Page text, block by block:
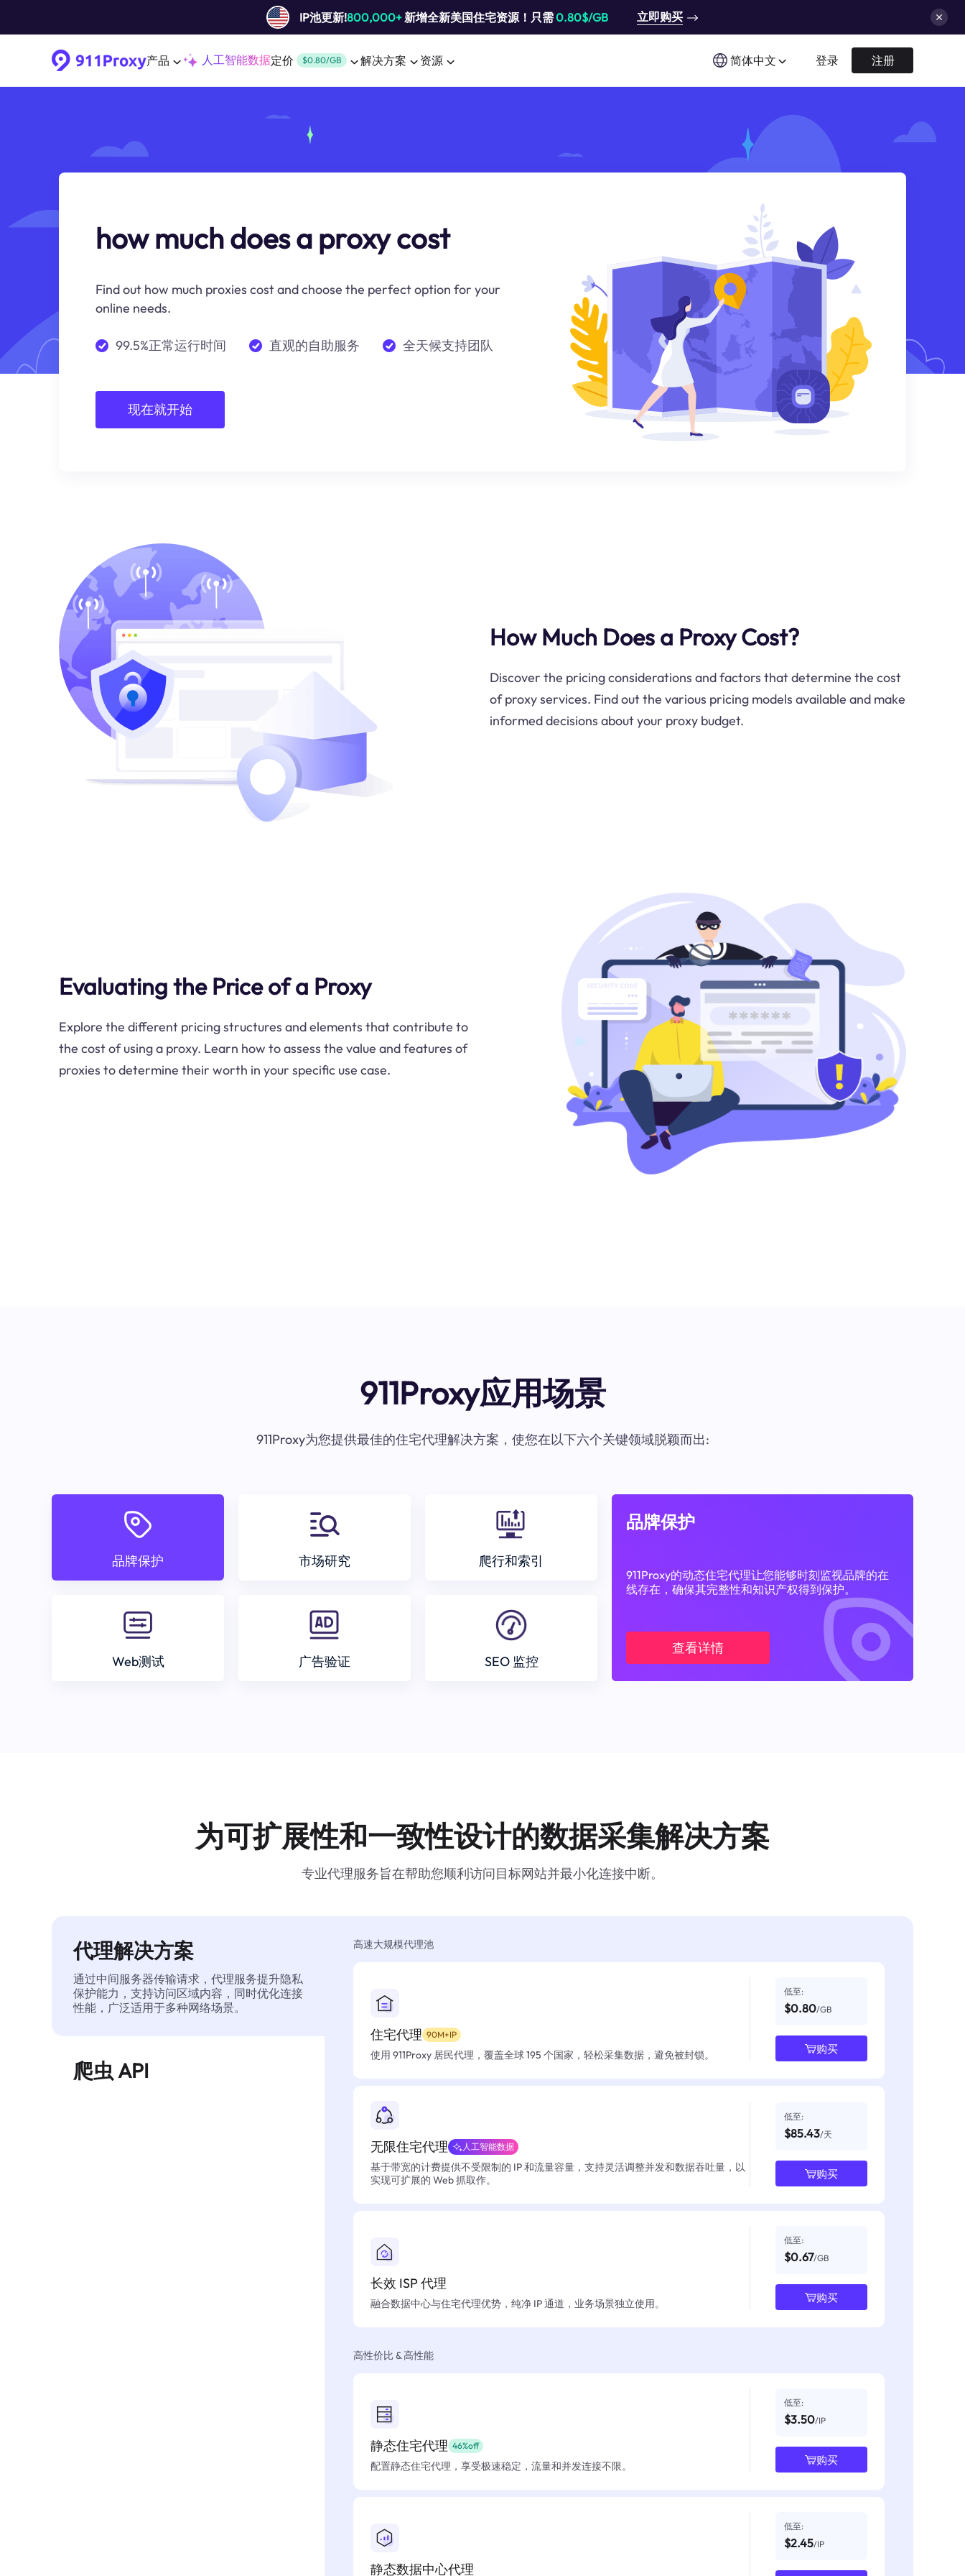
IP池更新!800,000+新增全新美国住宅资源！只需0.80$/GB 立即购买
产品 人工智能数据定价 $0.80/GB 解决方案 资源 简体中文 登录 注册
how much does a proxy cost
Find out how much proxies cost and choose the perfect option for your
online needs.
99.5%正常运行时间 直观的自助服务 全天候支持团队
现在就开始
How Much Does a Proxy Cost?
Discover the pricing considerations and factors that determine the cost
of proxy services. Find out the various pricing models available and make
informed decisions about your proxy budget.
Evaluating the Price of a Proxy
Explore the different pricing structures and elements that contribute to
the cost of using a proxy. Learn how to assess the value and features of
proxies to determine their worth in your specific use case.
911Proxy应用场景
911Proxy为您提供最佳的住宅代理解决方案，使您在以下六个关键领域脱颖而出:
品牌保护 市场研究 爬行和索引
Web测试 广告验证 SEO 监控
品牌保护
911Proxy的动态住宅代理让您能够时刻监视品牌的在
线存在，确保其完整性和知识产权得到保护。
查看详情
为可扩展性和一致性设计的数据采集解决方案
专业代理服务旨在帮助您顺利访问目标网站并最小化连接中断。
代理解决方案
通过中间服务器传输请求，代理服务提升隐私
保护能力，支持访问区域内容，同时优化连接
性能，广泛适用于多种网络场景。
爬虫 API
高速大规模代理池
住宅代理 90M+IP
使用 911Proxy 居民代理，覆盖全球 195 个国家，轻松采集数据，避免被封锁。
低至:
$0.80/GB
购买
无限住宅代理 人工智能数据
基于带宽的计费提供不受限制的 IP 和流量容量，支持灵活调整并发和数据吞吐量，以
实现可扩展的 Web 抓取作。
低至:
$85.43/天
购买
长效 ISP 代理
融合数据中心与住宅代理优势，纯净 IP 通道，业务场景独立使用。
低至:
$0.67/GB
购买
高性价比 & 高性能
静态住宅代理 46%off
配置静态住宅代理，享受极速稳定，流量和并发连接不限。
低至:
$3.50/IP
购买
静态数据中心代理
低至:
$2.45/IP